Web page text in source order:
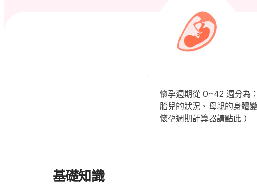
懷孕週期從 0~42 週分為
胎兒的狀況、母親的身體
懷孕週期計算器請點此 ）
基礎知識